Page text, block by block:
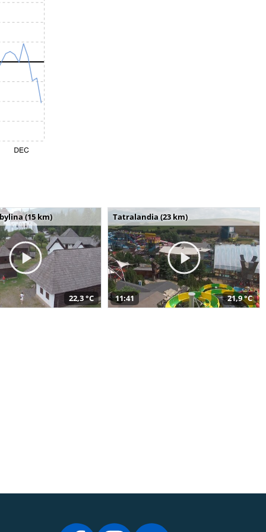
(15 km)
22,3 °C
Tatralandia (23 km)
11:41 21,9 °C